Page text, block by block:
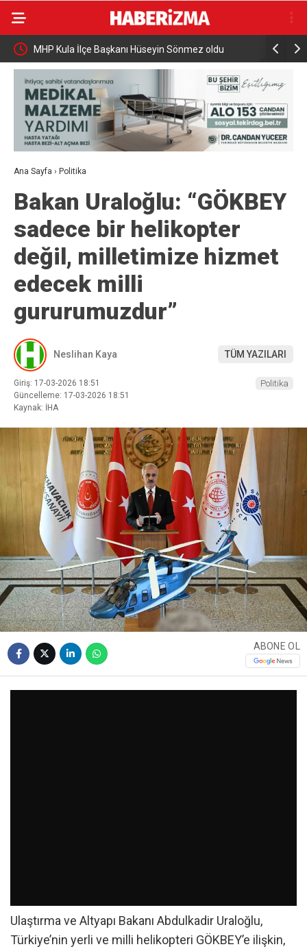
MHP Kula İlçe Başkanı Hüseyin Sönmez oldu
Ana Sayfa › Politika
Bakan Uraloğlu: “GÖKBEY
sadece bir helikopter
değil, milletimize hizmet
edecek milli
gururumuzdur”
Neslihan Kaya TÜM YAZILARI
Giriş: 17-03-2026 18:51
Güncelleme: 17-03-2026 18:51
Kaynak: İHA
Politika
ABONE OL
Ulaştırma ve Altyapı Bakanı Abdulkadir Uraloğlu,
Türkiye’nin yerli ve milli helikopteri GÖKBEY’e ilişkin,